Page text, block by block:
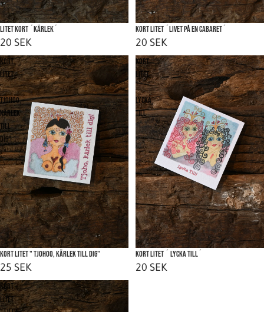
Litet kort ´Kärlek´
20 SEK
Kort litet ´Livet på en cabaret´
20 SEK
Kort
litet
"
Tjohoo,
kärlek
till
dig"
Kort litet " Tjohoo, kärlek till dig"
25 SEK
Kort
litet
´
Lycka
till
´
Kort litet ´ Lycka till´
20 SEK
Kort
litet